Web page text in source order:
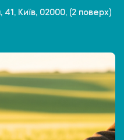
Київ, 02000, (2 поверх)